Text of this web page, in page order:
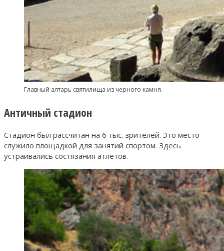
Главный алтарь святилища из черного камня.
Античный стадион
Стадион был рассчитан на 6 тыс. зрителей. Это место
служило площадкой для занятий спортом. Здесь
устраивались состязания атлетов.